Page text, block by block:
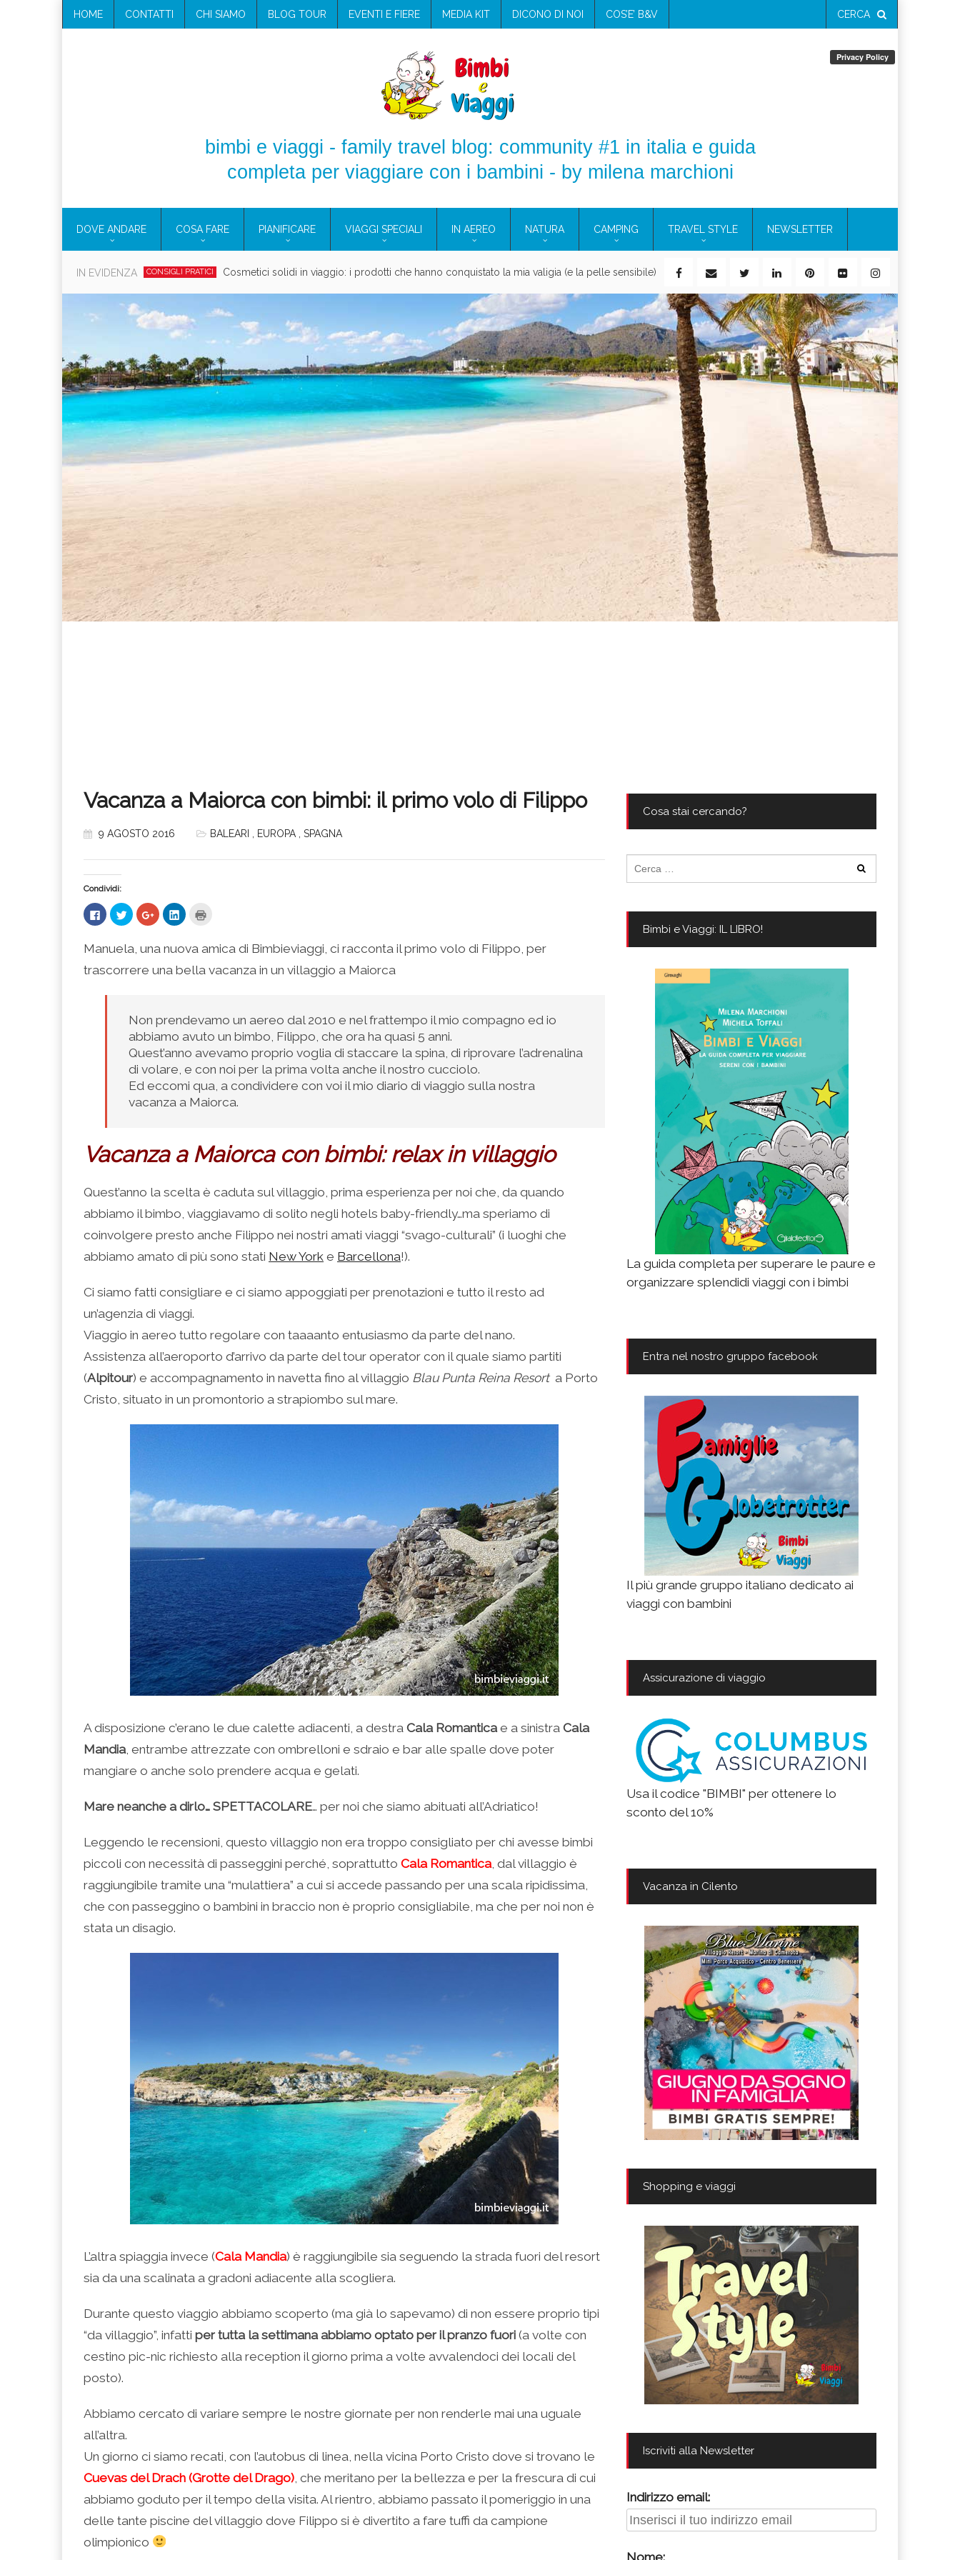
HOME CONTATTI CHI SIAMO BLOG TOUR EVENTI E FIERE MEDIA KIT DICONO DI NOI COS’E’ B&V CERCA
bimbi e viaggi - family travel blog: community #1 in italia e guida
completa per viaggiare con i bambini - by milena marchioni
DOVE ANDARE COSA FARE PIANIFICARE VIAGGI SPECIALI IN AEREO NATURA CAMPING TRAVEL STYLE NEWSLETTER
IN EVIDENZA CONSIGLI PRATICI Cosmetici solidi in viaggio: i prodotti che hanno conquistato la mia valigia (e la pelle sensibile)
Villaggio per famiglie in Cilento: il Blue Marine di Marina di Camerota
Vacanze in campeggio con i bambini: come trovare l’offerta migliore?
CONSIGLI PRATICI Assicurazione viaggio estate 2026: lo sconto Columbus supera il 21%
Vacanza a Maiorca con bimbi: il primo volo di Filippo
9 AGOSTO 2016 BALEARI EUROPA SPAGNA
Condividi:
Fai
clic
su
Facebook
apre
nuova
Fai
clic
condividere
su
(Si
finestra)
Fai
clic
condividere
su
Google+
(Si
Fai
clic
condividere
su
LinkedIn
(Si
finestra)
stampare
(Si
in
Manuela, una nuova amica di Bimbieviaggi, ci racconta il primo volo di Filippo, per
trascorrere una bella vacanza in un villaggio a Maiorca
Non prendevamo un aereo dal 2010 e nel frattempo il mio compagno ed io
abbiamo avuto un bimbo, Filippo, che ora ha quasi 5 anni.
Quest’anno avevamo proprio voglia di staccare la spina, di riprovare l’adrenalina
di volare, e con noi per la prima volta anche il nostro cucciolo.
Ed eccomi qua, a condividere con voi il mio diario di viaggio sulla nostra
vacanza a Maiorca.
Vacanza a Maiorca con bimbi: relax in villaggio
Quest’anno la scelta è caduta sul villaggio, prima esperienza per noi che, da quando
abbiamo il bimbo, viaggiavamo di solito negli hotels baby-friendly…ma speriamo di
coinvolgere presto anche Filippo nei nostri amati viaggi “svago-culturali” (i luoghi che
abbiamo amato di più sono stati New York e Barcellona!).
Ci siamo fatti consigliare e ci siamo appoggiati per prenotazioni e tutto il resto ad
un’agenzia di viaggi.
Viaggio in aereo tutto regolare con taaaanto entusiasmo da parte del nano.
Assistenza all’aeroporto d’arrivo da parte del tour operator con il quale siamo partiti
(Alpitour) e accompagnamento in navetta fino al villaggio Blau Punta Reina Resorta Porto
Cristo, situato in un promontorio a strapiombo sul mare.
A disposizione c’erano le due calette adiacenti, a destra Cala Romanticae a sinistra Cala
Mandia, entrambe attrezzate con ombrelloni e sdraio e bar alle spalle dove poter
mangiare o anche solo prendere acqua e gelati.
Mare neanche a dirlo… SPETTACOLARE… per noi che siamo abituati all’Adriatico!
Leggendo le recensioni, questo villaggio non era troppo consigliato per chi avesse bimbi
piccoli con necessità di passeggini perché, soprattutto Cala Romantica, dal villaggio è
raggiungibile tramite una “mulattiera” a cui si accede passando per una scala ripidissima,
che con passeggino o bambini in braccio non è proprio consigliabile, ma che per noi non è
stata un disagio.
L’altra spiaggia invece (Cala Mandia) è raggiungibile sia seguendo la strada fuori del resort
sia da una scalinata a gradoni adiacente alla scogliera.
Durante questo viaggio abbiamo scoperto (ma già lo sapevamo) di non essere proprio tipi
“da villaggio”, infatti per tutta la settimana abbiamo optato per il pranzo fuori (a volte con
cestino pic-nic richiesto alla reception il giorno prima a volte avvalendoci dei locali del
posto).
Abbiamo cercato di variare sempre le nostre giornate per non renderle mai una uguale
all’altra.
Un giorno ci siamo recati, con l’autobus di linea, nella vicina Porto Cristo dove si trovano le
Cuevas del Drach (Grotte del Drago) , che meritano per la bellezza e per la frescura di cui
abbiamo goduto per il tempo della visita. Al rientro, abbiamo passato il pomeriggio in una
delle tante piscine del villaggio dove Filippo si è divertito a fare tuffi da campione
olimpionico
Cosa stai cercando?
per:
Bimbi e Viaggi: IL LIBRO!
La guida completa per superare le paure e
organizzare splendidi viaggi con i bimbi
Entra nel nostro gruppo facebook
Il più grande gruppo italiano dedicato ai
viaggi con bambini
Assicurazione di viaggio
Usa il codice "BIMBI" per ottenere lo
sconto del 10%
Vacanza in Cilento
Shopping e viaggi
Iscriviti alla Newsletter
Indirizzo email: